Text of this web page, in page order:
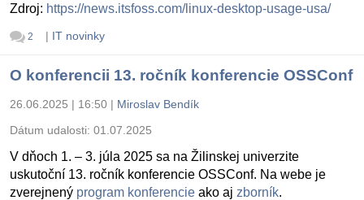
Zdroj: https://news.itsfoss.com/linux-desktop-usage-usa/
2 | IT novinky
O konferencii 13. ročník konferencie OSSConf
26.06.2025 | 16:50 | Miroslav Bendík
Dátum udalosti: 01.07.2025
V dňoch 1. – 3. júla 2025 sa na Žilinskej univerzite
uskutoční 13. ročník konferencie OSSConf. Na webe je
zverejnený program konferencie ako aj zborník.